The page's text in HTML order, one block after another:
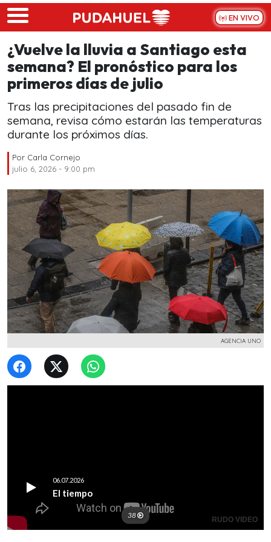
Skip to main content
EN VIVO
¿Vuelve la lluvia a Santiago esta
semana? El pronóstico para los
primeros días de julio
Tras las precipitaciones del pasado fin de
semana, revisa cómo estarán las temperaturas
durante los próximos días.
Por Carla Cornejo
julio 6, 2026 - 9:00 pm
AGENCIA UNO